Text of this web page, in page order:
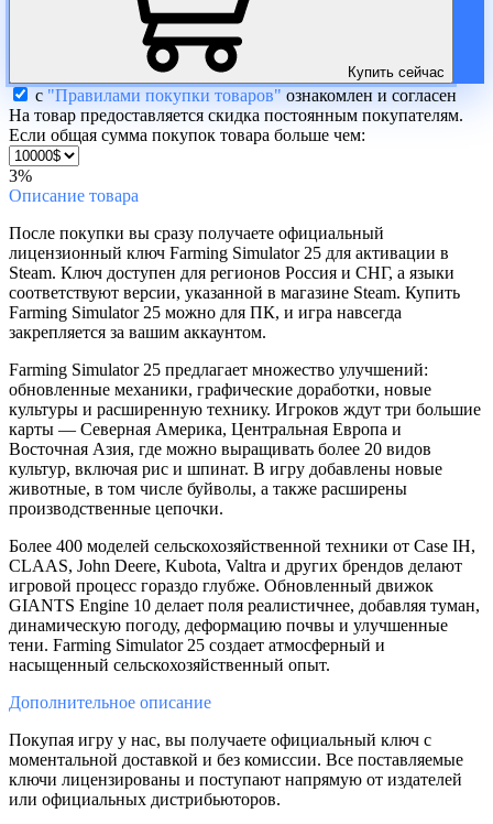
Купить сейчас
с "Правилами покупки товаров" ознакомлен и согласен
На товар предоставляется скидка постоянным покупателям.
Если общая сумма покупок товара больше чем:
3%
Описание товара
После покупки вы сразу получаете официальный
лицензионный ключ Farming Simulator 25 для активации в
Steam. Ключ доступен для регионов Россия и СНГ, а языки
соответствуют версии, указанной в магазине Steam. Купить
Farming Simulator 25 можно для ПК, и игра навсегда
закрепляется за вашим аккаунтом.
Farming Simulator 25 предлагает множество улучшений:
обновленные механики, графические доработки, новые
культуры и расширенную технику. Игроков ждут три большие
карты — Северная Америка, Центральная Европа и
Восточная Азия, где можно выращивать более 20 видов
культур, включая рис и шпинат. В игру добавлены новые
животные, в том числе буйволы, а также расширены
производственные цепочки.
Более 400 моделей сельскохозяйственной техники от Case IH,
CLAAS, John Deere, Kubota, Valtra и других брендов делают
игровой процесс гораздо глубже. Обновленный движок
GIANTS Engine 10 делает поля реалистичнее, добавляя туман,
динамическую погоду, деформацию почвы и улучшенные
тени. Farming Simulator 25 создает атмосферный и
насыщенный сельскохозяйственный опыт.
Дополнительное описание
Покупая игру у нас, вы получаете официальный ключ с
моментальной доставкой и без комиссии. Все поставляемые
ключи лицензированы и поступают напрямую от издателей
или официальных дистрибьюторов.